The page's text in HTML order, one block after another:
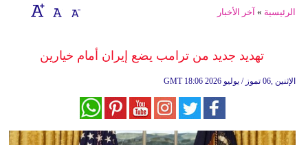
إقتصاد
وموسيقى
وتغذية
الرئيسية » آخر الأخبار
تهديد جديد من ترامب يضع إيران أمام خيارين
GMT 18:06 2026 الإثنين ,06 تموز / يوليو